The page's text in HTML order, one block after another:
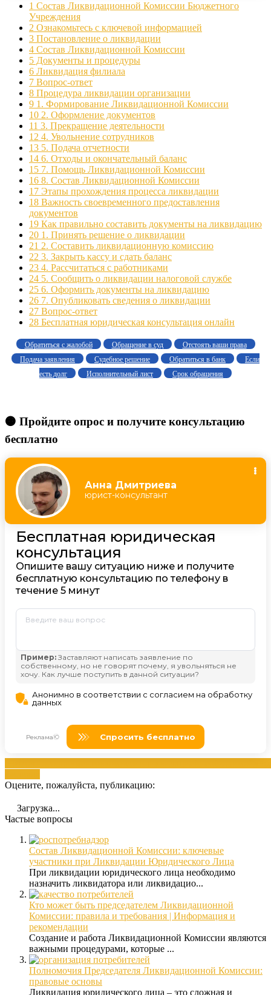
1 Состав Ликвидационной Комиссии Бюджетного
Учреждения
2 Ознакомьтесь с ключевой информацией
3 Постановление о ликвидации
4 Состав Ликвидационной Комиссии
5 Документы и процедуры
6 Ликвидация филиала
7 Вопрос-ответ
8 Процедура ликвидации организации
9 1. Формирование Ликвидационной Комиссии
10 2. Оформление документов
11 3. Прекращение деятельности
12 4. Увольнение сотрудников
13 5. Подача отчетности
14 6. Отходы и окончательный баланс
15 7. Помощь Ликвидационной Комиссии
16 8. Состав Ликвидационной Комиссии
17 Этапы прохождения процесса ликвидации
18 Важность своевременного предоставления
документов
19 Как правильно составить документы на ликвидацию
20 1. Принять решение о ликвидации
21 2. Составить ликвидационную комиссию
22 3. Закрыть кассу и сдать баланс
23 4. Рассчитаться с работниками
24 5. Сообщить о ликвидации налоговой службе
25 6. Оформить документы на ликвидацию
26 7. Опубликовать сведения о ликвидации
27 Вопрос-ответ
28 Бесплатная юридическая консультация онлайн
Обратиться с жалобой Обращение в суд
Отстоять ваши права
Подача заявления
Судебное решение Обратиться в банк
Если
есть долг
Исполнительный лист Срок обращения
🟠 Пройдите опрос и получите консультацию
бесплатно
Оцените, пожалуйста, публикацию:
Загрузка...
Частые вопросы
Состав Ликвидационной Комиссии: ключевые
участники при Ликвидации Юридического Лица
При ликвидации юридического лица необходимо
назначить ликвидатора или ликвидацио...
Кто может быть председателем Ликвидационной
Комиссии: правила и требования | Информация и
рекомендации
Создание и работа Ликвидационной Комиссии являются
важными процедурами, которые ...
Полномочия Председателя Ликвидационной Комиссии:
правовые основы
Ликвидация юридического лица – это сложная и